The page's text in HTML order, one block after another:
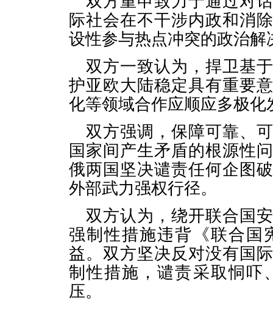
际社会在不干涉内政和消
设性参与热点冲突的政治解
双方一致认为，捍卫基
护亚欧大陆稳定具有重要
化等领域合作应顺应多极
双方强调，保障可靠、
国家间产生矛盾的根源性
俄两国坚决谴责任何企图
外部武力强权行径。
双方认为，绕开联合国
强制性措施违背《联合国
益。双方坚决反对没有国
制性措施，谴责采取恫吓
压。